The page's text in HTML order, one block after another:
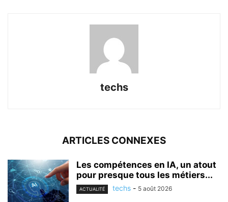
techs
ARTICLES CONNEXES
Les compétences en IA, un atout
pour presque tous les métiers...
ACTUALITÉ techs - 5 août 2026